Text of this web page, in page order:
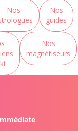
Nos
Nos
guides
Nos
magnétiseurs